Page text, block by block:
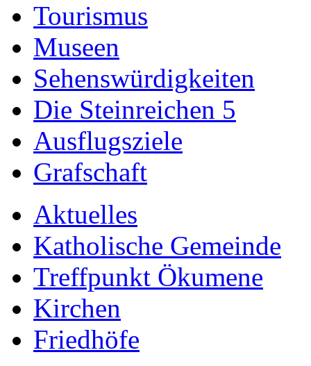
Tourismus
Museen
Sehenswürdigkeiten
Die Steinreichen 5
Ausflugsziele
Grafschaft
Aktuelles
Katholische Gemeinde
Treffpunkt Ökumene
Kirchen
Friedhöfe